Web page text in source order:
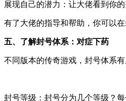
展现自己的潜力：让大佬看到你
有了大佬的指导和帮助，你可以
五、了解封号体系：对症下药
不同版本的传奇游戏，封号体系
封号等级：封号分为几个等级？